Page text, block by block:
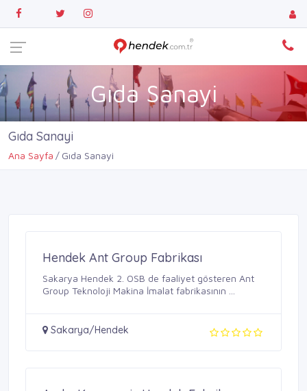
Gıda Sanayi
Gıda Sanayi
Ana Sayfa Gıda Sanayi
Hendek Ant Group Fabrikası
Sakarya Hendek 2. OSB de faaliyet gösteren Ant
Group Teknoloji Makina İmalat fabrikasının ...
Sakarya/Hendek